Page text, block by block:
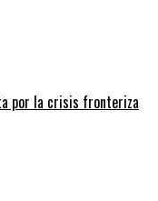
por la crisis fronteriza